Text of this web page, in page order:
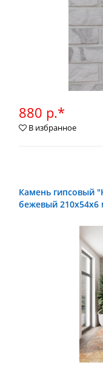
880 р.*
В избранное
Камень гипсовый
бежевый